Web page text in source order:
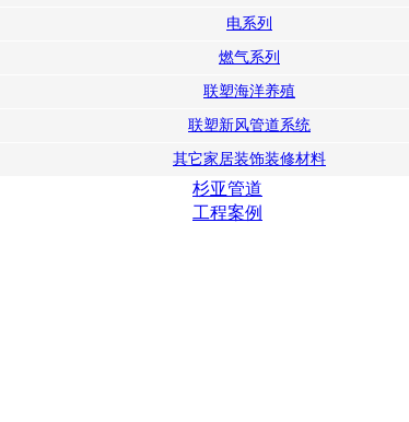
电系列
燃气系列
联塑海洋养殖
联塑新风管道系统
其它家居装饰装修材料
杉亚管道
工程案例